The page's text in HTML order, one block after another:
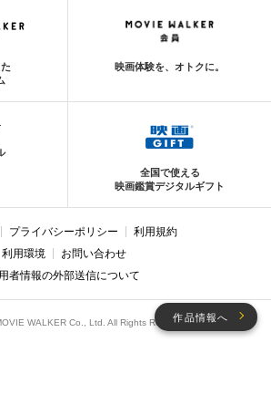
作品情報へ
映画体験を、オトクに。
全国で使える
映画鑑賞デジタルギフト
プライバシーポリシー
利用規約
利用環境
お問い合わせ
者情報の外部送信について
WALKER Co., Ltd. All Rights Reserved.